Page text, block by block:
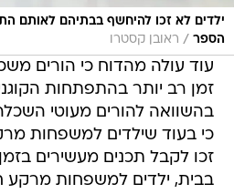
ילדים לא זכו להיחשף בבתיהם לאותם
הספר / ראובן קסטרו
עוד עולה מהדוח כי הורים
זמן רב יותר בהתפתחות
בהשוואה להורים מעוטי
כי בעוד שילדים למשפחות
זכו לקבל תכנים מעשירים
בבית, ילדים למשפחות מרקע